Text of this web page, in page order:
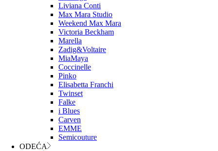
Liviana Conti
Max Mara Studio
Weekend Max Mara
Victoria Beckham
Marella
Zadig&Voltaire
MiaMaya
Coccinelle
Pinko
Elisabetta Franchi
Twinset
Falke
i Blues
Carven
EMME
Semicouture
ODEĆA